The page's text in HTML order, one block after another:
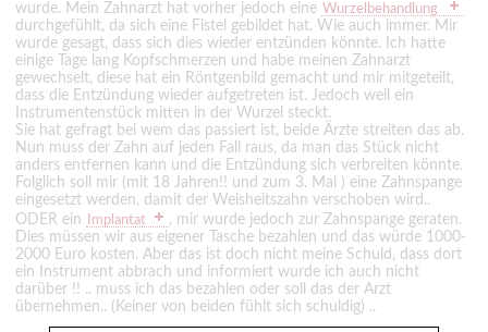
wurde. Mein Zahnarzt hat vorher jedoch eine Wurzelbehandlung
durchgefühlt, da sich eine Fistel gebildet hat. Wie auch immer. Mir
wurde gesagt, dass sich dies wieder entzünden könnte. Ich hatte
einige Tage lang Kopfschmerzen und habe meinen Zahnarzt
gewechselt, diese hat ein Röntgenbild gemacht und mir mitgeteilt,
dass die Entzündung wieder aufgetreten ist. Jedoch weil ein
Instrumentenstück mitten in der Wurzel steckt.
Sie hat gefragt bei wem das passiert ist, beide Ärzte streiten das ab.
Nun muss der Zahn auf jeden Fall raus, da man das Stück nicht
anders entfernen kann und die Entzündung sich verbreiten könnte.
Folglich soll mir (mit 18 Jahren!! und zum 3. Mal ) eine Zahnspange
eingesetzt werden, damit der Weisheitszahn verschoben wird..
ODER ein
Implantat
, mir wurde jedoch zur Zahnspange geraten.
Dies müssen wir aus eigener Tasche bezahlen und das würde 1000-
2000 Euro kosten. Aber das ist doch nicht meine Schuld, dass dort
ein Instrument abbrach und informiert wurde ich auch nicht
darüber !! .. muss ich das bezahlen oder soll das der Arzt
übernehmen.. (Keiner von beiden fühlt sich schuldig) ..